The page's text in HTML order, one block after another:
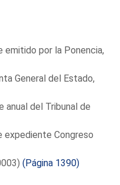
emitido por la Ponencia,
General del Estado,
anual del Tribunal de
expediente Congreso
(Página 1390)